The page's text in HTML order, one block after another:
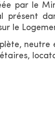
par le
présent
le